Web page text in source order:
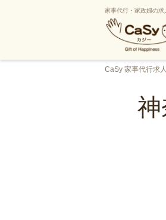
家事代行・家政婦の求
CaSy 家事代行求